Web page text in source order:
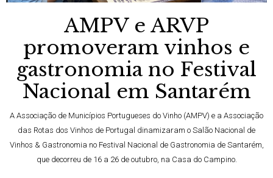
AMPV e ARVP
promoveram vinhos e
gastronomia no Festival
Nacional em Santarém
A Associação de Municípios Portugueses do Vinho (AMPV) e a Associação
das Rotas dos Vinhos de Portugal dinamizaram o Salão Nacional de
Vinhos & Gastronomia no Festival Nacional de Gastronomia de Santarém,
que decorreu de 16 a 26 de outubro, na Casa do Campino.